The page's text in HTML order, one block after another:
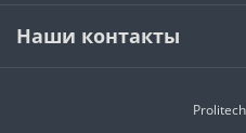
Наши контакты